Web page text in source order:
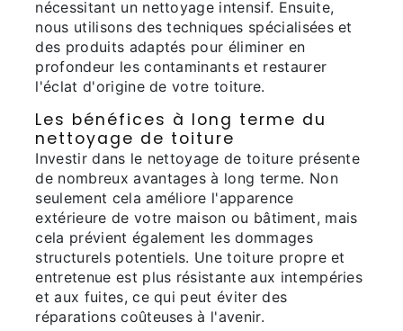
nécessitant un nettoyage intensif. Ensuite,
nous utilisons des techniques spécialisées et
des produits adaptés pour éliminer en
profondeur les contaminants et restaurer
l'éclat d'origine de votre toiture.
Les bénéfices à long terme du
nettoyage de toiture
Investir dans le nettoyage de toiture présente
de nombreux avantages à long terme. Non
seulement cela améliore l'apparence
extérieure de votre maison ou bâtiment, mais
cela prévient également les dommages
structurels potentiels. Une toiture propre et
entretenue est plus résistante aux intempéries
et aux fuites, ce qui peut éviter des
réparations coûteuses à l'avenir.